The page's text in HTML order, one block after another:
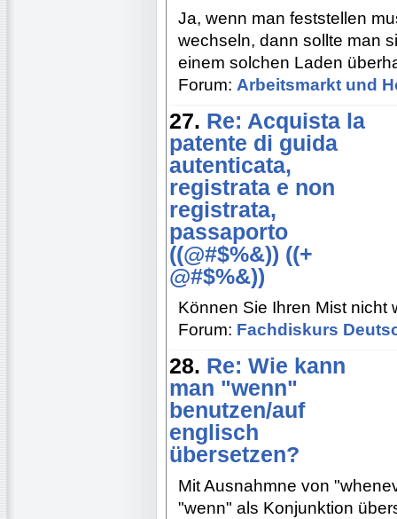
Ja, wenn man feststellen
wechseln, dann sollte man
einem solchen Laden
Forum: Arbeitsmarkt und
27. Re: Acquista la
patente di guida
autenticata,
registrata e non
registrata,
passaporto
((@#$%&)) ((+
@#$%&))
Können Sie Ihren Mist nicht
Forum: Fachdiskurs
28. Re: Wie kann
man "wenn"
benutzen/auf
englisch
übersetzen?
Mit Ausnahmne von
"wenn" als Konjunktion